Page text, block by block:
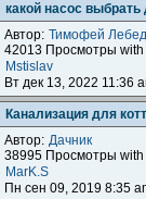
какой насос
Автор: Тимофей
42013 Просмотры with
Mstislav
Вт дек 13, 2022 11:36
Канализация для
Автор: Дачник
38995 Просмотры
MarK.S
Пн сен 09, 2019 8:35